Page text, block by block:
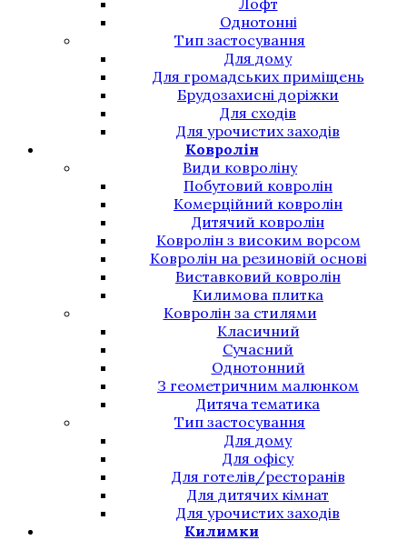
Однотонні
Тип застосування
Для дому
Для громадських приміщень
Брудозахисні доріжки
Для сходів
Для урочистих заходів
Ковролін
Види ковроліну
Побутовий ковролін
Комерційний ковролін
Дитячий ковролін
Ковролін з високим ворсом
Ковролін на резиновій основі
Виставковий ковролін
Килимова плитка
Ковролін за стилями
Класичний
Сучасний
Однотонний
З геометричним малюнком
Дитяча тематика
Тип застосування
Для дому
Для офісу
Для готелів/ресторанів
Для дитячих кімнат
Для урочистих заходів
Килимки